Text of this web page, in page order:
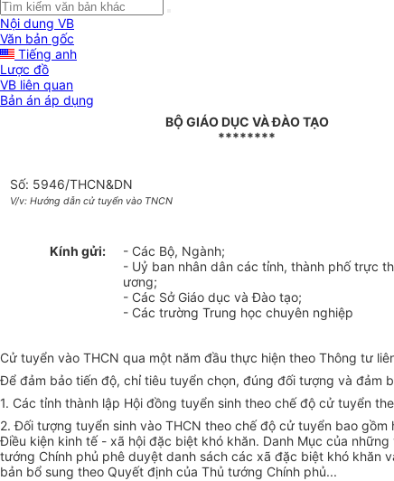
Nội dung VB
Văn bản gốc
Tiếng anh
Lược đồ
VB liên quan
Bản án áp dụng
BỘ GIÁO DỤC VÀ ĐÀO TẠO
********
Số: 5946/THCN&DN
V/v: Hướng dẫn cử tuyển vào TNCN
Kính gửi:
- Các Bộ, Ngành;
- Uỷ ban nhân dân các tỉnh, thành phố trực
ương;
- Các Sở Giáo dục và Đào tạo;
- Các trường Trung học chuyên nghiệp
Cử tuyển vào THCN qua một năm đầu thực hiện theo Thông tư
Để đảm bảo tiến độ, chỉ tiêu tuyển chọn, đúng đối tượng và đảm
1. Các tỉnh thành lập Hội đồng tuyển sinh theo chế độ cử tuyển
2. Đối tượng tuyển sinh vào THCN theo chế độ cử tuyển bao
Điều kiện kinh tế - xã hội đặc biệt khó khăn. Danh Mục của
tướng Chính phủ phê duyệt danh sách các xã đặc biệt khó khăn
bản bổ sung theo Quyết định của Thủ tướng Chính phủ...